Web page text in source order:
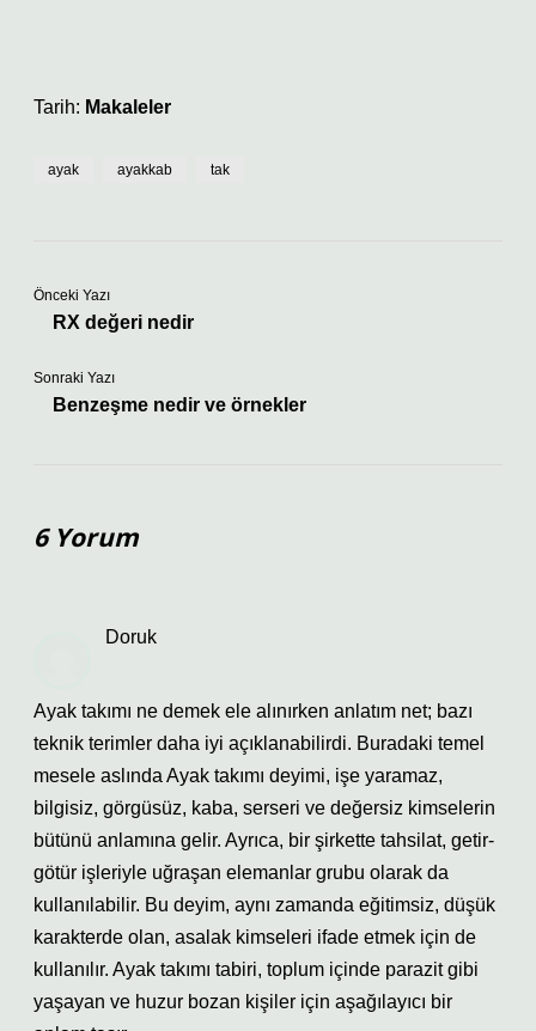
Tarih: Makaleler
ayak ayakkab tak
Önceki Yazı
RX değeri nedir
Sonraki Yazı
Benzeşme nedir ve örnekler
6 Yorum
Doruk
Ayak takımı ne demek ele alınırken anlatım net; bazı
teknik terimler daha iyi açıklanabilirdi. Buradaki temel
mesele aslında Ayak takımı deyimi, işe yaramaz,
bilgisiz, görgüsüz, kaba, serseri ve değersiz kimselerin
bütünü anlamına gelir. Ayrıca, bir şirkette tahsilat, getir-
götür işleriyle uğraşan elemanlar grubu olarak da
kullanılabilir. Bu deyim, aynı zamanda eğitimsiz, düşük
karakterde olan, asalak kimseleri ifade etmek için de
kullanılır. Ayak takımı tabiri, toplum içinde parazit gibi
yaşayan ve huzur bozan kişiler için aşağılayıcı bir